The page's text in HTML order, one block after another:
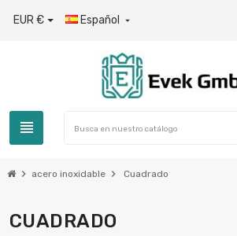
EUR € Español 
view_headline
chevron_right acero inoxidable chevron_right Cuadrado
CUADRADO